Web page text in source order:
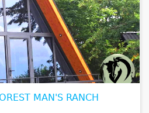
MAN'S RANCH